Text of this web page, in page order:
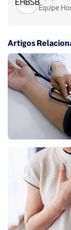
EHBSB
Equipe
Artigos